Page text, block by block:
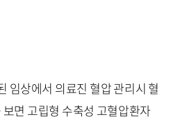
임상에서 의료진 혈압 관리시 혈
면 고립형 수축성 고혈압환자